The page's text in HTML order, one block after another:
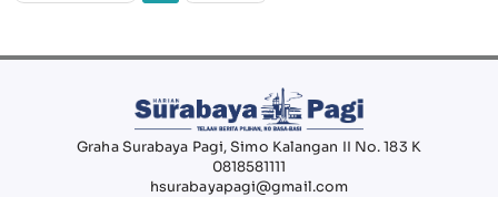
Graha Surabaya Pagi, Simo Kalangan II No. 183 K
0818581111
hsurabayapagi@gmail.com